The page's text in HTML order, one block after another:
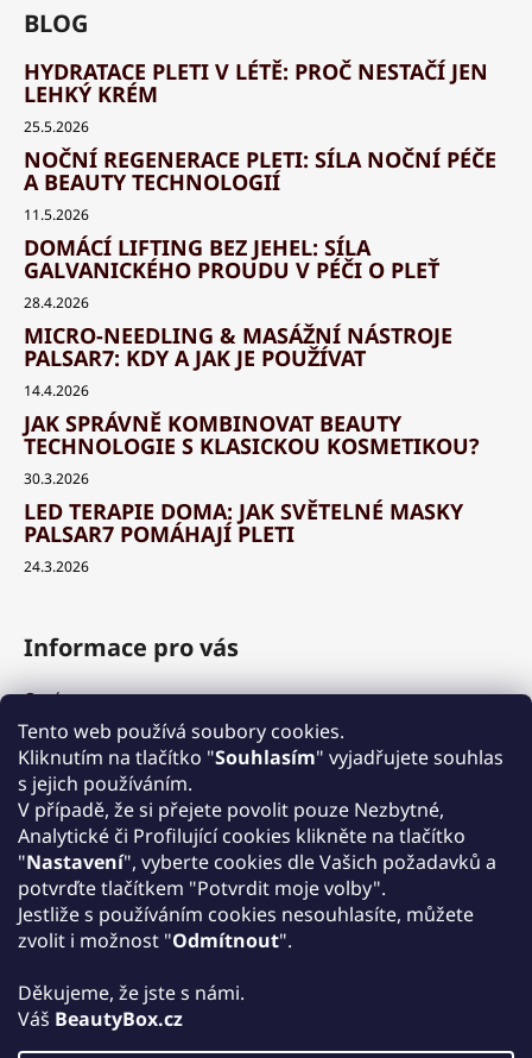
Tento web používá soubory cookies.
Kliknutím na tlačítko "Souhlasím" vyjadřujete souhlas
s jejich používáním.
V případě, že si přejete povolit pouze Nezbytné,
Analytické či Profilující cookies klikněte na tlačítko
"Nastavení", vyberte cookies dle Vašich požadavků a
potvrďte tlačítkem "Potvrdit moje volby".
Jestliže s používáním cookies nesouhlasíte, můžete
zvolit i možnost "Odmítnout".
Děkujeme, že jste s námi.
Váš BeautyBox.cz
BLOG
HYDRATACE PLETI V LÉTĚ: PROČ NESTAČÍ JEN
LEHKÝ KRÉM
25.5.2026
NOČNÍ REGENERACE PLETI: SÍLA NOČNÍ PÉČE
A BEAUTY TECHNOLOGIÍ
11.5.2026
DOMÁCÍ LIFTING BEZ JEHEL: SÍLA
GALVANICKÉHO PROUDU V PÉČI O PLEŤ
28.4.2026
MICRO-NEEDLING & MASÁŽNÍ NÁSTROJE
PALSAR7: KDY A JAK JE POUŽÍVAT
14.4.2026
JAK SPRÁVNĚ KOMBINOVAT BEAUTY
TECHNOLOGIE S KLASICKOU KOSMETIKOU?
30.3.2026
LED TERAPIE DOMA: JAK SVĚTELNÉ MASKY
PALSAR7 POMÁHAJÍ PLETI
24.3.2026
Informace pro vás
O nás
Výhody a garance
Množstevní slevy
Způsob nákupu a dopravy
Reklamace
Obchodní podmínky
Podmínky ochrany osobních údajů
Kontakt
Zpětný odběr elektrozařízení